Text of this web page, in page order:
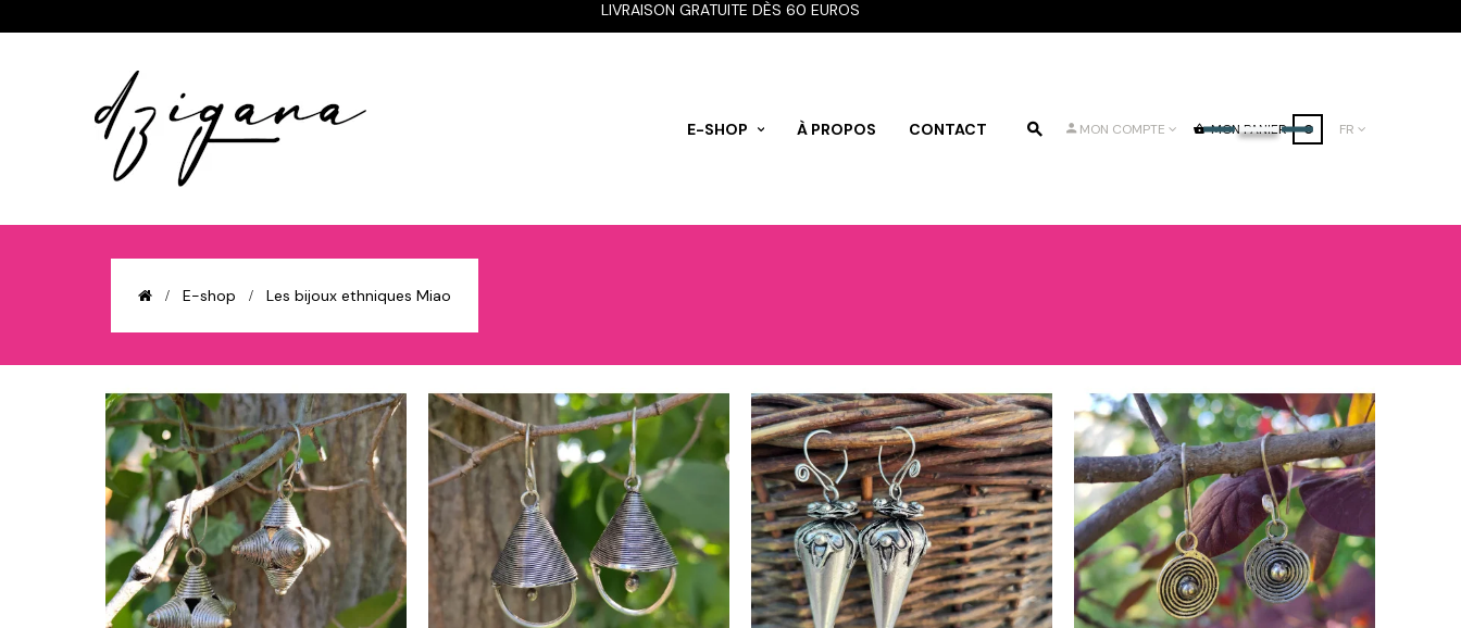
LIVRAISON GRATUITE DÈS 60 EUROS
E-SHOP À PROPOS CONTACT MON COMPTE MON PANIER 0 FR
E-shop Les bijoux ethniques Miao